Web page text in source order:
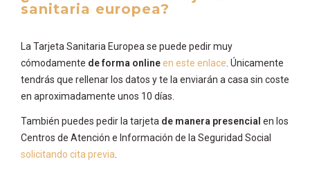
sanitaria europea?
La Tarjeta Sanitaria Europea se puede pedir muy
cómodamente de forma onlineen este enlace. Únicamente
tendrás que rellenar los datos y te la enviarán a casa sin coste
en aproximadamente unos 10 días.
También puedes pedir la tarjeta de manera presencial en los
Centros de Atención e Información de la Seguridad Social
solicitando cita previa.